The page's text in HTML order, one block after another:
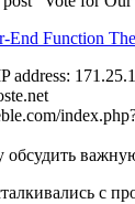
End Function
address:
обсудить
с